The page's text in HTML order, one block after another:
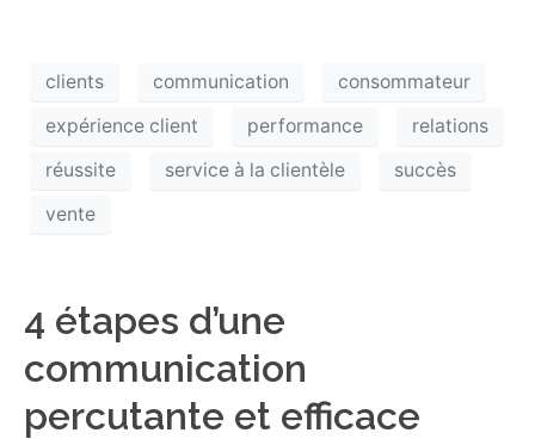
clients communication
consommateur
expérience client
performance
relations
réussite
service à la clientèle
succès
vente
4 étapes d’une
communication
percutante et efficace